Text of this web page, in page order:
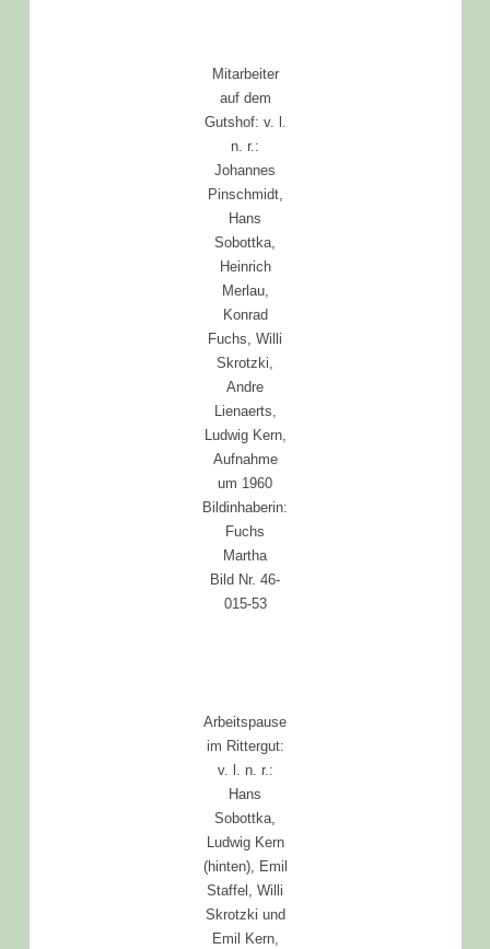
Mitarbeiter
auf dem
Gutshof: v. l.
n. r.:
Johannes
Pinschmidt,
Hans
Sobottka,
Heinrich
Merlau,
Konrad
Fuchs, Willi
Skrotzki,
Andre
Lienaerts,
Ludwig Kern,
Aufnahme
um 1960
Bildinhaberin:
Fuchs
Martha
Bild Nr. 46-
015-53
Arbeitspause
im Rittergut:
v. l. n. r.:
Hans
Sobottka,
Ludwig Kern
(hinten), Emil
Staffel, Willi
Skrotzki und
Emil Kern,